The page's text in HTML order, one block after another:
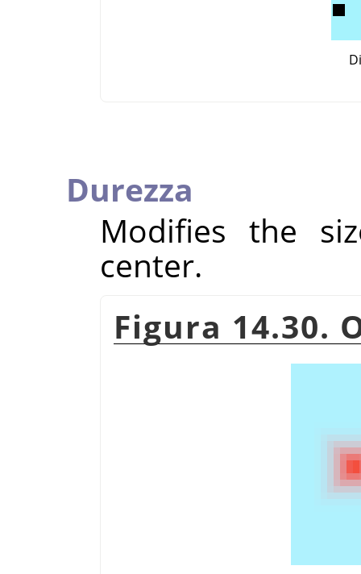
Durezza
Modifies the
center.
Figura 14.30.